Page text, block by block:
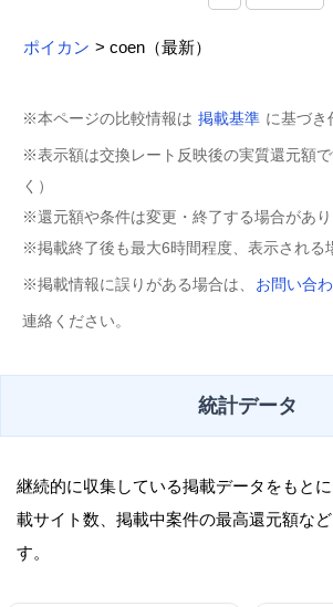
ポイカン > coen（最新）
※本ページの比較情報は 掲載基準 に基づき
※表示額は交換レート反映後の実質還元額
く）
※還元額や条件は変更・終了する場合があり
※掲載終了後も最大6時間程度、表示される
※掲載情報に誤りがある場合は、 お問い合
連絡ください。
統計データ
継続的に収集している掲載データをもと
載サイト数、掲載中案件の最高還元額な
す。